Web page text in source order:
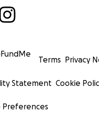
Terms Privacy
Statement Cookie
Preferences